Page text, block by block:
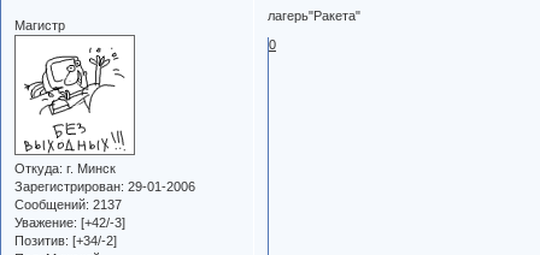
Магистр
Откуда: г. Минск
Зарегистрирован: 29-01-2006
Сообщений: 2137
Уважение: [+42/-3]
Позитив: [+34/-2]
лагерь"Ракета"
0